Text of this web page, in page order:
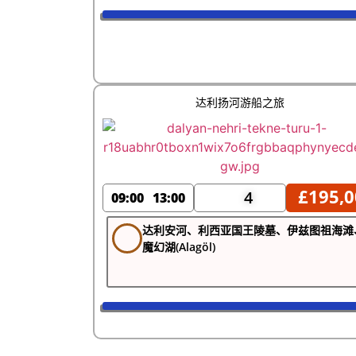
达利扬河游船之旅
09:00 13:00 4 £
达利安河、利西亚国王陵墓、伊兹图祖海
魔幻湖(Alagöl)